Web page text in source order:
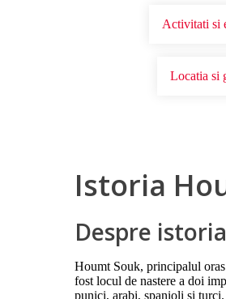
Activitati si
Locatia si
Istoria
Despre
Houmt Souk, principalul
fost locul de nastere a doi
punici, arabi, spanioli si